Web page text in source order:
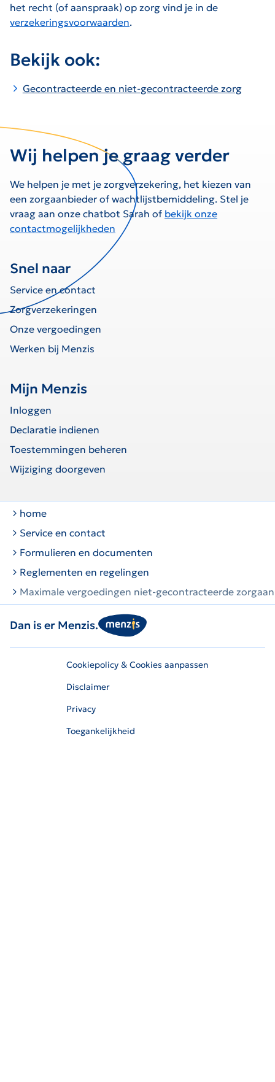
het recht (of aanspraak) op zorg vind je in de
verzekeringsvoorwaarden.
Bekijk ook:
Gecontracteerde en niet-gecontracteerde zorg
Wij helpen je graag verder
We helpen je met je zorgverzekering, het kiezen van
een zorgaanbieder of wachtlijstbemiddeling. Stel je
vraag aan onze chatbot Sarah of bekijk onze
contactmogelijkheden
Snel naar
Service en contact
Zorgverzekeringen
Onze vergoedingen
Werken bij Menzis
Mijn Menzis
Inloggen
Declaratie indienen
Toestemmingen beheren
Wijziging doorgeven
home
Service en contact
Formulieren en documenten
Reglementen en regelingen
Maximale vergoedingen niet-gecontracteerde
Dan is er Menzis.
Cookiepolicy & Cookies aanpassen
Disclaimer
Privacy
Toegankelijkheid